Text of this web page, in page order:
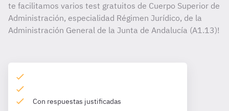
te facilitamos varios test gratuitos de Cuerpo Superior de
Administración, especialidad Régimen Jurídico, de la
Administración General de la Junta de Andalucía (A1.13)!
Con respuestas justificadas